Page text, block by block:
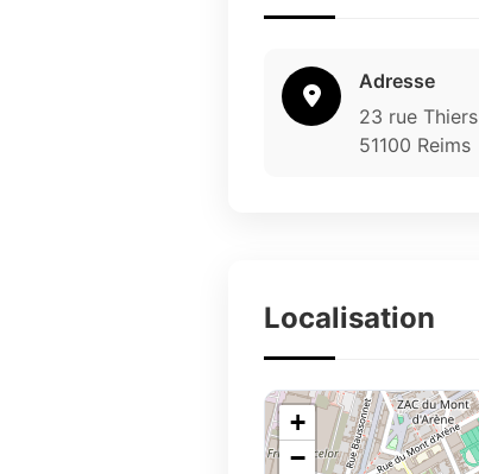
Adresse
23 rue Thiers
51100 Reims
Localisation
+
−